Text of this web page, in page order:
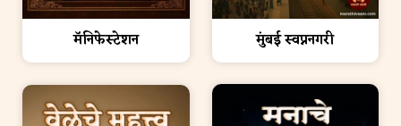
मॅनिफेस्टेशन मुंबई स्वप्ननगरी